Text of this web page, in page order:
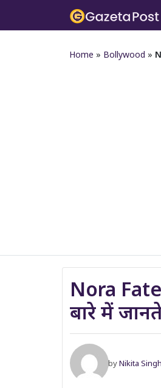
Home » Bollywood »
Nora
बारे में
byNikita Singh